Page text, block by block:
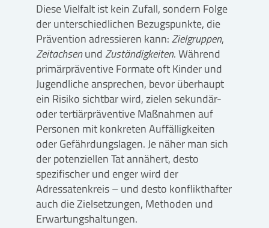
Diese Vielfalt ist kein Zufall, sondern Folge
der unterschiedlichen Bezugspunkte, die
Prävention adressieren kann:Zielgruppen,
ZeitachsenundZuständigkeiten. Während
primärpräventive Formate oft Kinder und
Jugendliche ansprechen, bevor überhaupt
ein Risiko sichtbar wird, zielen sekundär-
oder tertiärpräventive Maßnahmen auf
Personen mit konkreten Auffälligkeiten
oder Gefährdungslagen. Je näher man sich
der potenziellen Tat annähert, desto
spezifischer und enger wird der
Adressatenkreis – und desto konflikthafter
auch die Zielsetzungen, Methoden und
Erwartungshaltungen.